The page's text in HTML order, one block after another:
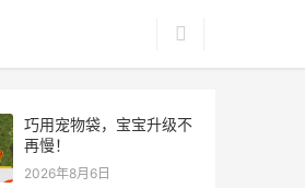
巧用宠物袋，宝宝升级不
再慢！
2026年8月6日